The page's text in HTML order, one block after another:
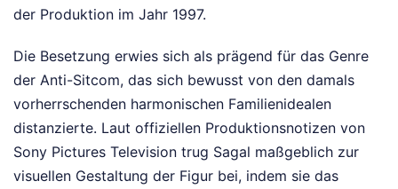
der Produktion im Jahr 1997.
Die Besetzung erwies sich als prägend für das Genre
der Anti-Sitcom, das sich bewusst von den damals
vorherrschenden harmonischen Familienidealen
distanzierte. Laut offiziellen Produktionsnotizen von
Sony Pictures Television trug Sagal maßgeblich zur
visuellen Gestaltung der Figur bei, indem sie das